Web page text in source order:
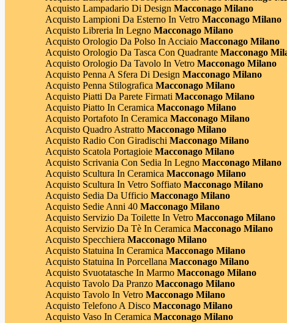
Acquisto Lampadario Di Design Macconago Milano
Acquisto Lampioni Da Esterno In Vetro Macconago Milano
Acquisto Libreria In Legno Macconago Milano
Acquisto Orologio Da Polso In Acciaio Macconago Milano
Acquisto Orologio Da Tasca Con Quadrante Macconago
Acquisto Orologio Da Tavolo In Vetro Macconago Milano
Acquisto Penna A Sfera Di Design Macconago Milano
Acquisto Penna Stilografica Macconago Milano
Acquisto Piatti Da Parete Firmati Macconago Milano
Acquisto Piatto In Ceramica Macconago Milano
Acquisto Portafoto In Ceramica Macconago Milano
Acquisto Quadro Astratto Macconago Milano
Acquisto Radio Con Giradischi Macconago Milano
Acquisto Scatola Portagioie Macconago Milano
Acquisto Scrivania Con Sedia In Legno Macconago Milano
Acquisto Scultura In Ceramica Macconago Milano
Acquisto Scultura In Vetro Soffiato Macconago Milano
Acquisto Sedia Da Ufficio Macconago Milano
Acquisto Sedie Anni 40 Macconago Milano
Acquisto Servizio Da Toilette In Vetro Macconago Milano
Acquisto Servizio Da Tè In Ceramica Macconago Milano
Acquisto Specchiera Macconago Milano
Acquisto Statuina In Ceramica Macconago Milano
Acquisto Statuina In Porcellana Macconago Milano
Acquisto Svuotatasche In Marmo Macconago Milano
Acquisto Tavolo Da Pranzo Macconago Milano
Acquisto Tavolo In Vetro Macconago Milano
Acquisto Telefono A Disco Macconago Milano
Acquisto Vaso In Ceramica Macconago Milano